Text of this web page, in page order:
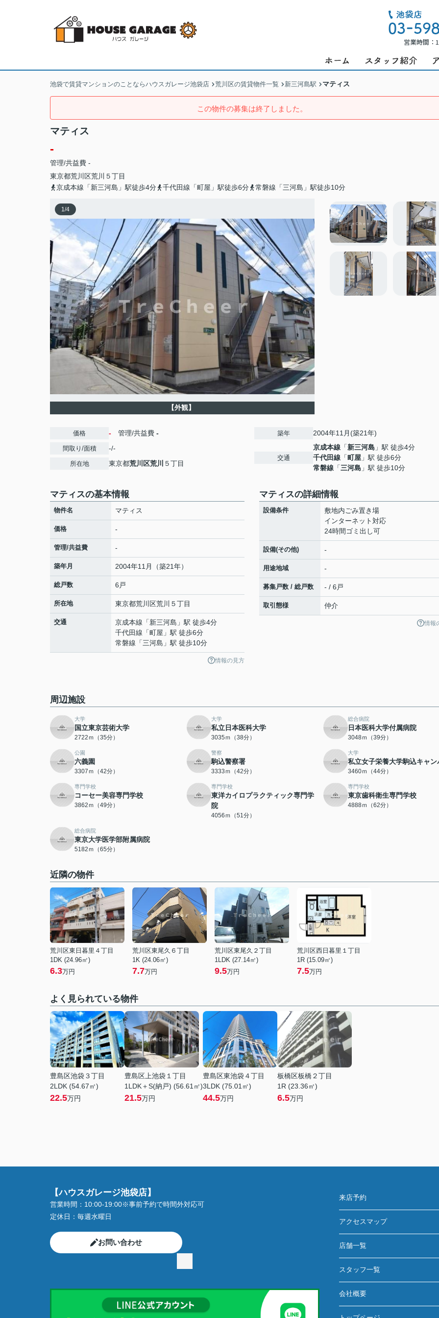
営業時間
池袋で賃貸マンションのことならハウスガレージ池袋店 荒川区の賃貸物件一覧 新三河島駅 マティス
この物件の募集は終了しました。
マティス
-
管理/共益費 -
東京都荒川区荒川 ５丁目
京成本線「新三河島」駅徒歩4分
千代田線「町屋」駅徒歩6分 常磐線「三河島」駅徒歩10分
1/4
【外観】
価格 - 管理/共益費 -
間取り/面積 -/-
所在地 東京都荒川区荒川 ５丁目
築年 2004年11月(築21年)
交通
京成本線 「新三河島 」駅 徒歩4分
千代田線 「町屋 」駅 徒歩6分
常磐線 「三河島 」駅 徒歩10分
マティスの基本情報
物件名 マティス
価格 -
管理/共益費 -
築年月 2004年11月（築21年）
総戸数 6戸
所在地 東京都荒川区荒川 ５丁目
交通 京成本線 「新三河島 」駅 徒歩4分
千代田線 「町屋 」駅 徒歩6分
常磐線 「三河島 」駅 徒歩10分
情報の見方
マティスの詳細情報
設備条件
敷地内ごみ置き場
インターネット対応
24時間ゴミ出し可
設備(その他) -
用途地域 -
募集戸数 / 総戸数 - / 6戸
取引態様 仲介
情報
周辺施設
大学
国立東京芸術大学
2722ｍ（35分）
大学
私立日本医科大学
3035ｍ（38分）
総合病院
日本医科大学付属病院
3048ｍ（39分）
公園
六義園
3307ｍ（42分）
警察
駒込警察署
3333ｍ（42分）
大学
私立女子栄養大学駒込キャン
3460ｍ（44分）
専門学校
コーセー美容専門学校
3862ｍ（49分）
専門学校
東洋カイロプラクティック専門学
院
4056ｍ（51分）
専門学校
東京歯科衛生専門学校
4888ｍ（62分）
総合病院
東京大学医学部附属病院
5182ｍ（65分）
近隣の物件
荒川区東日暮里４丁目
1DK (24.96㎡)
6.3万円
荒川区東尾久６丁目
1K (24.06㎡)
7.7万円
荒川区東尾久２丁目
1LDK (27.14㎡)
9.5万円
荒川区西日暮里１丁目
1R (15.09㎡)
7.5万円
よく見られている物件
豊島区池袋３丁目
2LDK (54.67㎡)
22.5万円
豊島区上池袋１丁目
1LDK＋S(納戸) (56.61㎡)
21.5万円
豊島区東池袋４丁目
3LDK (75.01㎡)
44.5万円
板橋区板橋２丁目
1R (23.36㎡)
6.5万円
【ハウスガレージ池袋店】
営業時間： 10:00-19:00※事前予約で時間外対応可
定休日： 毎週水曜日
お問い合わせ
来店予約
アクセスマップ
店舗一覧
スタッフ一覧
会社概要